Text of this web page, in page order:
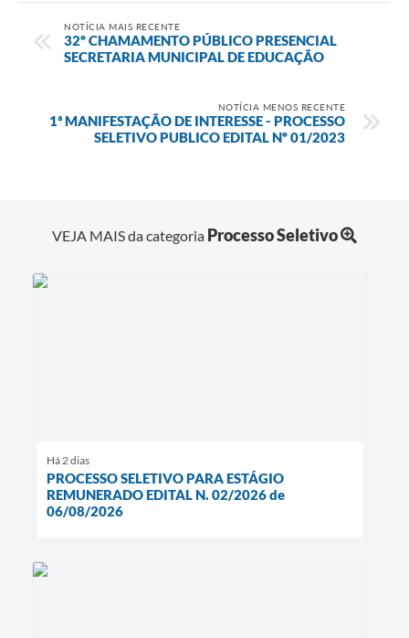
NOTÍCIA MAIS RECENTE
32º CHAMAMENTO PÚBLICO PRESENCIAL
SECRETARIA MUNICIPAL DE EDUCAÇÃO
NOTÍCIA MENOS RECENTE
1ª MANIFESTAÇÃO DE INTERESSE - PROCESSO
SELETIVO PUBLICO EDITAL Nº 01/2023
VEJA MAIS da categoria Processo Seletivo
Há 2 dias
PROCESSO SELETIVO PARA ESTÁGIO
REMUNERADO EDITAL N. 02/2026 de
06/08/2026